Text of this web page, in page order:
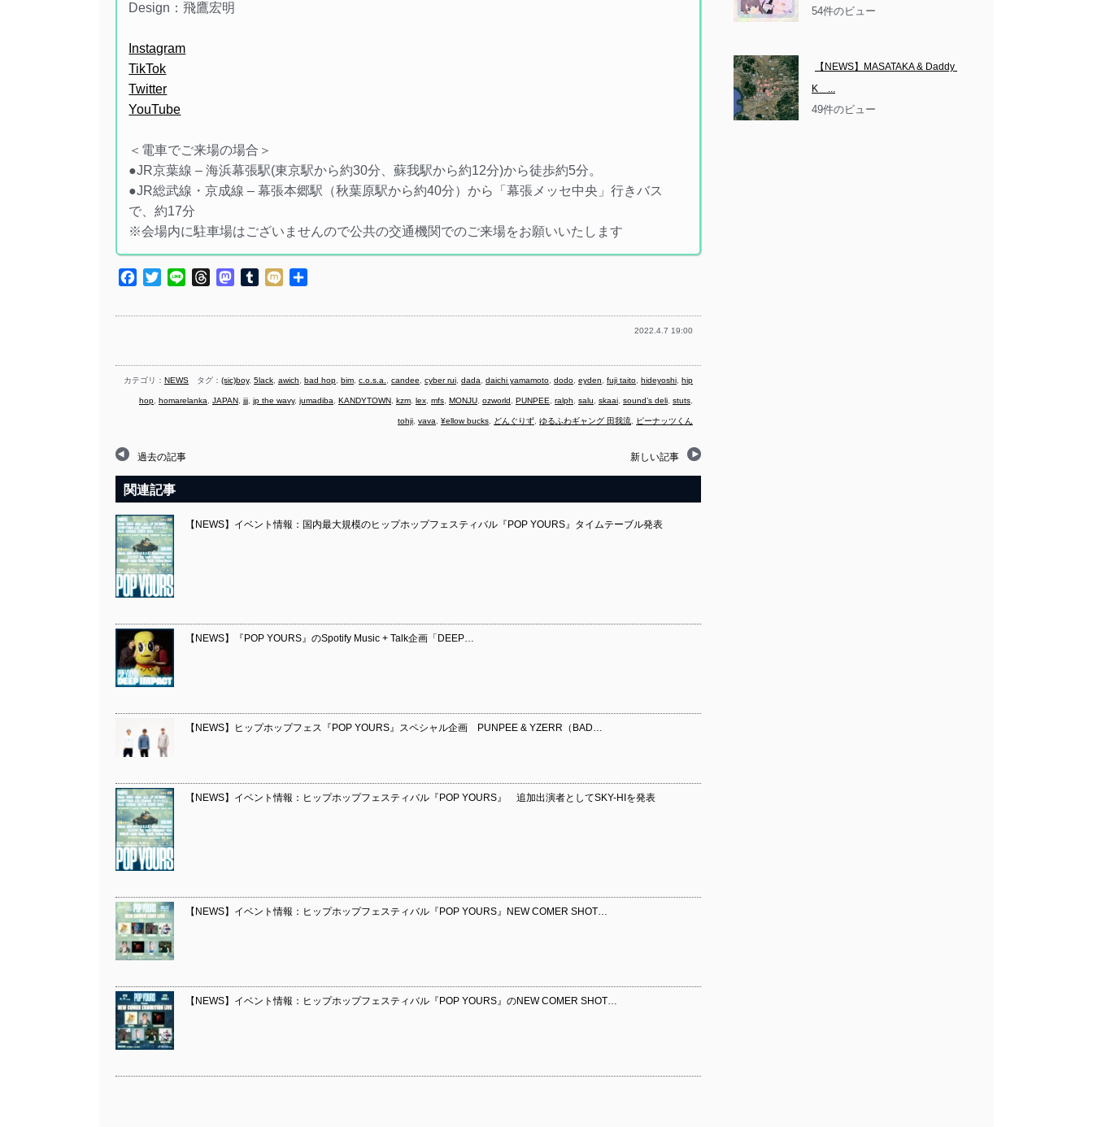
Design：飛鷹宏明
Instagram
TikTok
Twitter
YouTube
＜電車でご来場の場合＞
●JR京葉線 – 海浜幕張駅(東京駅から約30分、蘇我駅から約12分)から徒歩約5分。
●JR総武線・京成線 – 幕張本郷駅（秋葉原駅から約40分）から「幕張メッセ中央」行きバス
で、約17分
※会場内に駐車場はございませんので公共の交通機関でのご来場をお願いいたします
Facebook
TwitterLine ThreadsMastodon
TumblrMixi
2022.4.7 19:00
カテゴリ： NEWS タグ： (sic)boy, 5lack awich bad hop bim c.o.s.a. candee cyber rui dada daichi yamamoto dodo eyden fuji taito hideyoshi hip
hop homarelanka JAPAN jjj jp the wavy, jumadiba KANDYTOWN kzm lex mfs MONJU ozworld PUNPEE ralph salu skaai sound’s deli stuts
tohji vava ¥ellow bucks どんぐりず ゆるふわギャング 田我流 ピーナッツくん
過去の記事 新しい記事
関連記事
【NEWS】イベント情報：国内最大規模のヒップホップフェスティバル『POP YOURS』タイムテーブル発表
【NEWS】『POP YOURS』のSpotify Music + Talk企画「DEEP…
【NEWS】ヒップホップフェス『POP YOURS』スペシャル企画 PUNPEE & YZERR（BAD…
【NEWS】イベント情報：ヒップホップフェスティバル『POP YOURS』 追加出演者としてSKY-HIを発表
【NEWS】イベント情報：ヒップホップフェスティバル『POP YOURS』NEW COMER SHOT…
【NEWS】イベント情報：ヒップホップフェスティバル『POP YOURS』のNEW COMER SHOT…
54件のビュー
【NEWS】MASATAKA & Daddy
K　...
49件のビュー